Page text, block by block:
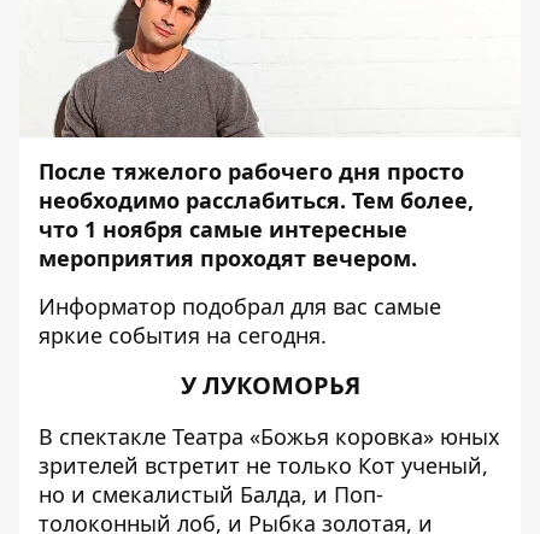
После тяжелого рабочего дня просто
необходимо расслабиться. Тем более,
что 1 ноября самые интересные
мероприятия проходят вечером.
Информатор подобрал для вас самые
яркие события на сегодня.
У ЛУКОМОРЬЯ
В спектакле Театра «Божья коровка» юных
зрителей встретит не только Кот ученый,
но и смекалистый Балда, и Поп-
толоконный лоб, и Рыбка золотая, и